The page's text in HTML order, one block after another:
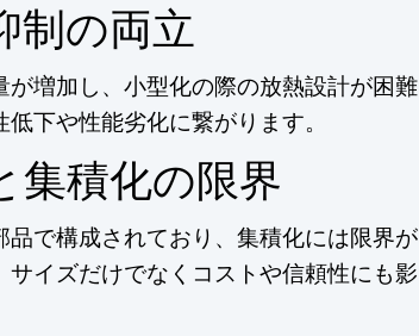
制の両立
増加し、小型化の際の放熱設計が困難
下や性能劣化に繋がります。
集積化の限界
で構成されており、集積化には限界が
イズだけでなくコストや信頼性にも影